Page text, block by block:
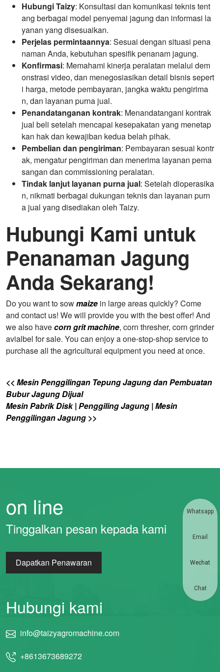
Hubungi Taizy: Konsultasi dan komunikasi teknis tent
ang berbagai model penyemai jagung dan informasi la
yanan yang disesuaikan.
Perjelas permintaannya: Sesuai dengan situasi pena
naman Anda, kebutuhan spesifik penanam jagung.
Konfirmasi: Memahami kinerja peralatan melalui dem
onstrasi video, dan menegosiasikan detail bisnis sepert
i harga, metode pembayaran, jangka waktu pengirima
n, dan layanan purna jual.
Penandatanganan kontrak: Menandatangani kontrak
jual beli setelah mencapai kesepakatan yang menetap
kan hak dan kewajiban kedua belah pihak.
Pembelian dan pengiriman: Pembayaran sesuai kontr
ak, mengatur pengiriman dan menerima layanan pema
sangan dan commissioning peralatan.
Tindak lanjut layanan purna jual: Setelah dioperasika
n, nikmati berbagai dukungan teknis dan layanan purn
a jual yang disediakan oleh Taizy.
Hubungi Kami untuk
Penanaman Jagung
Anda Sekarang!
Do you want to sowmaize in large areas quickly? Come
and contact us! We will provide you with the best offer! And
we also havecorn grit machine, corn thresher, corn grinder
avialbel for sale. You can enjoy a one-stop-shop service to
purchase all the agricultural equipment you need at once.
<< Mesin Penggilingan Tepung Jagung dan Pembuatan
Bubur Jagung Dijual
Mesin Pabrik Disk | Penggiling Jagung | Mesin
Penggilingan Jagung >>
on line
Tinggalkan pesan kepada kami
Dapatkan Penawaran
Hubungi kami
info@taizyagromachine.com
+8613673689272
Whatsapp
Email
Wechat
Chat